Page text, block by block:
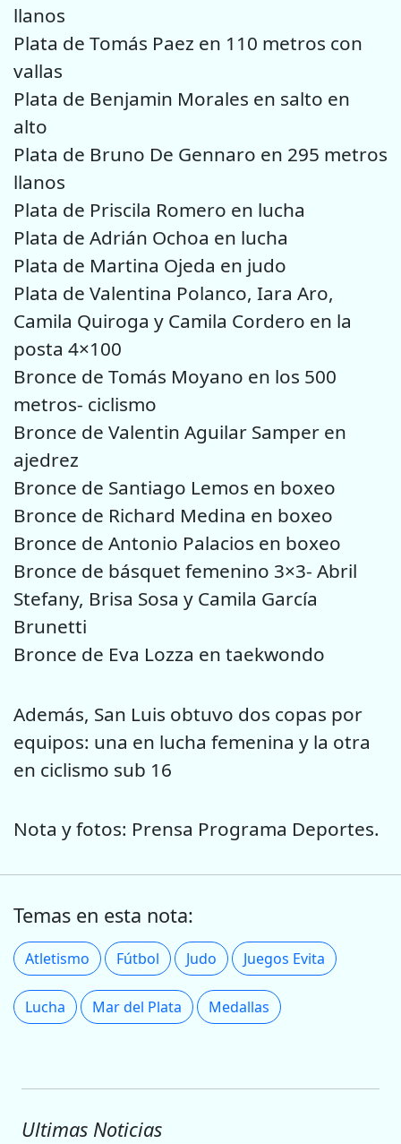
llanos
Plata de Tomás Paez en 110 metros con
vallas
Plata de Benjamin Morales en salto en
alto
Plata de Bruno De Gennaro en 295 metros
llanos
Plata de Priscila Romero en lucha
Plata de Adrián Ochoa en lucha
Plata de Martina Ojeda en judo
Plata de Valentina Polanco, Iara Aro,
Camila Quiroga y Camila Cordero en la
posta 4×100
Bronce de Tomás Moyano en los 500
metros- ciclismo
Bronce de Valentin Aguilar Samper en
ajedrez
Bronce de Santiago Lemos en boxeo
Bronce de Richard Medina en boxeo
Bronce de Antonio Palacios en boxeo
Bronce de básquet femenino 3×3- Abril
Stefany, Brisa Sosa y Camila García
Brunetti
Bronce de Eva Lozza en taekwondo
Además, San Luis obtuvo dos copas por
equipos: una en lucha femenina y la otra
en ciclismo sub 16
Nota y fotos: Prensa Programa Deportes.
Temas en esta nota:
Atletismo Fútbol Judo Juegos Evita
Lucha Mar del Plata Medallas
Ultimas Noticias